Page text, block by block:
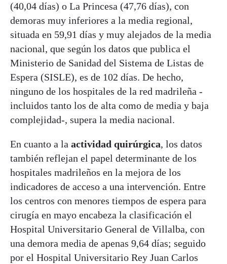
(40,04 días) o La Princesa (47,76 días), con
demoras muy inferiores a la media regional,
situada en 59,91 días y muy alejados de la media
nacional, que según los datos que publica el
Ministerio de Sanidad del Sistema de Listas de
Espera (SISLE), es de 102 días. De hecho,
ninguno de los hospitales de la red madrileña -
incluidos tanto los de alta como de media y baja
complejidad-, supera la media nacional.
En cuanto a la actividad quirúrgica, los datos
también reflejan el papel determinante de los
hospitales madrileños en la mejora de los
indicadores de acceso a una intervención. Entre
los centros con menores tiempos de espera para
cirugía en mayo encabeza la clasificación el
Hospital Universitario General de Villalba, con
una demora media de apenas 9,64 días; seguido
por el Hospital Universitario Rey Juan Carlos